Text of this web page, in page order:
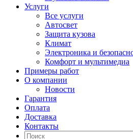
Услуги
Все услуги
Автосвет
Защита кузова
Климат
Электроника и
Комфорт и мультимедиа
Примеры работ
О компании
Новости
Гарантия
Оплата
Доставка
Контакты